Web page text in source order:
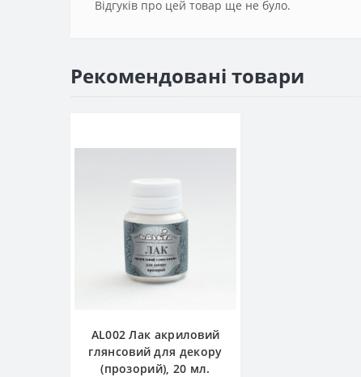
Відгуків про цей товар ще не було.
Рекомендовані товари
AL002 Лак акриловий
глянсовий для декору
(прозорий), 20 мл.